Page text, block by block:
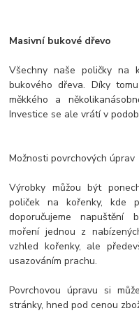
Masivní bukové dřevo
Všechny naše poličky na
bukového dřeva. Díky
měkkého a
Investice se ale vrátí v
Možnosti povrchových úprav
Výrobky můžou být
poliček na kořenky, kde
doporučujeme napuštění
moření jednou z
vzhled kořenky, ale
usazováním prachu.
Povrchovou úpravu si
stránky, hned pod cenou